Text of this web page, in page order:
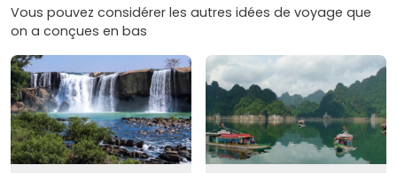
Vous pouvez considérer les autres idées de voyage que
on a conçues en bas